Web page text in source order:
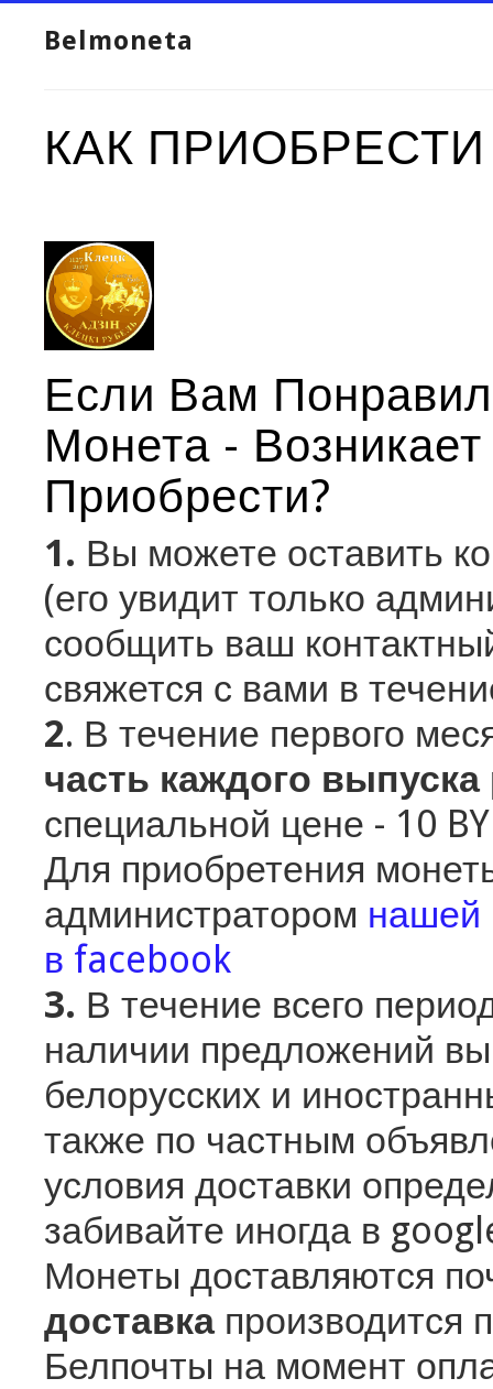
Belmoneta
КАК
Если Вам
Монета -
Приобрести?
1. Вы можете оставить
(его увидит только
сообщить ваш
свяжется с вами в
2. В течение первого
часть каждого выпуска
специальной цене - 10
Для приобретения
администратором нашей
в facebook
3. В течение всего
наличии предложений
белорусских и
также по частным
условия доставки
забивайте иногда в
Монеты доставляются
доставкапроизводится
Белпочты на момент